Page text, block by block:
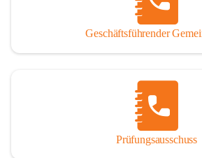
Geschäftsführender
Prüfungsausschuss